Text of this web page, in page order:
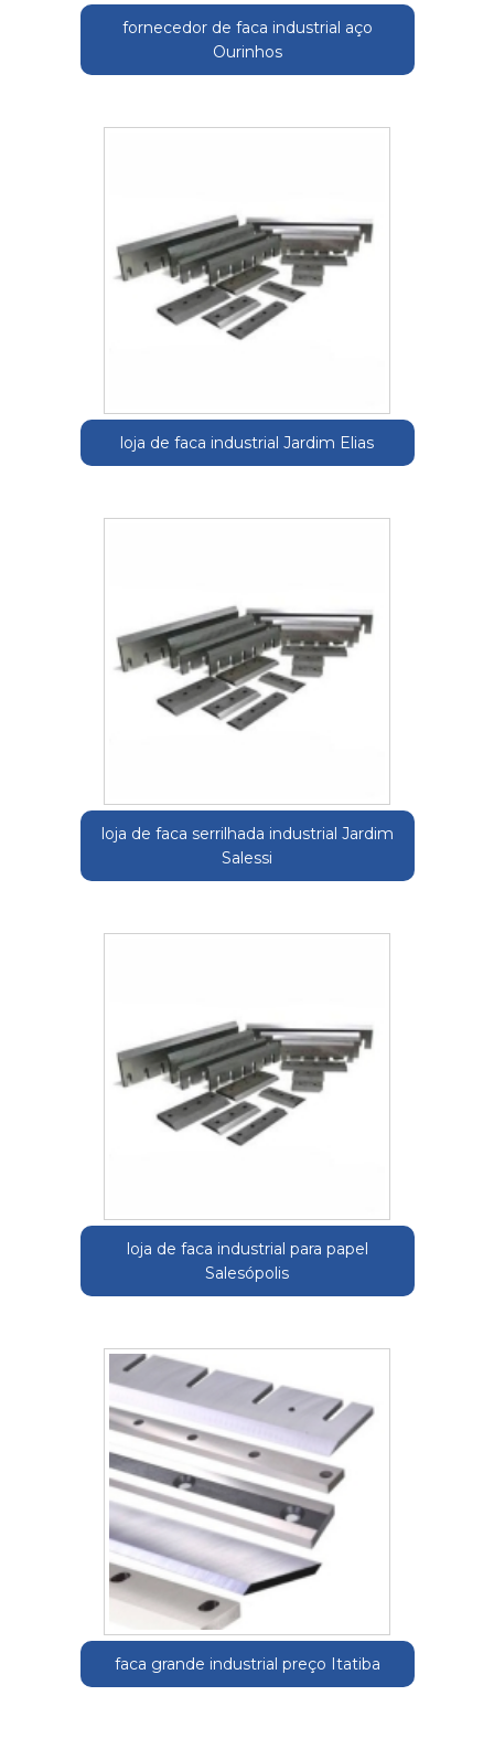
fornecedor de faca industrial aço
Ourinhos
loja de faca industrial Jardim Elias
loja de faca serrilhada industrial Jardim
Salessi
loja de faca industrial para papel
Salesópolis
faca grande industrial preço Itatiba